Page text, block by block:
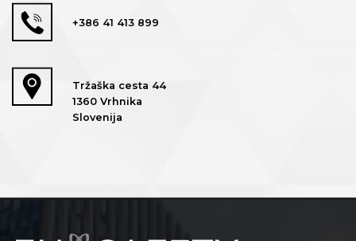
+386 41 413 899
Tržaška cesta 44
1360 Vrhnika
Slovenija